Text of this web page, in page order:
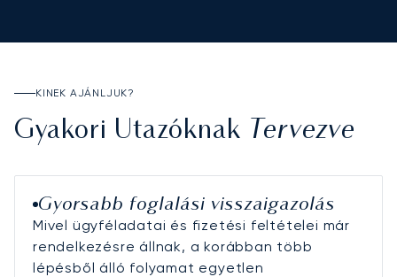
KINEK AJÁNLJUK?
Gyakori Utazóknak Tervezve
Gyorsabb foglalási visszaigazolás
Mivel ügyféladatai és fizetési feltételei már
rendelkezésre állnak, a korábban több
lépésből álló folyamat egyetlen